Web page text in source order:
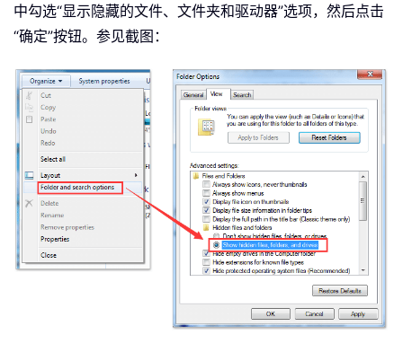
中勾选“显示隐藏的文件、文件夹和驱动器”选项，然后点击
“确定”按钮。参见截图：